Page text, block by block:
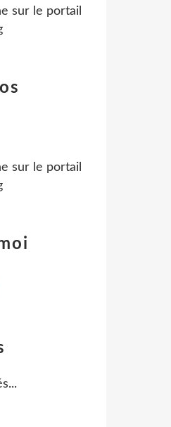
sur le portail
sur le portail